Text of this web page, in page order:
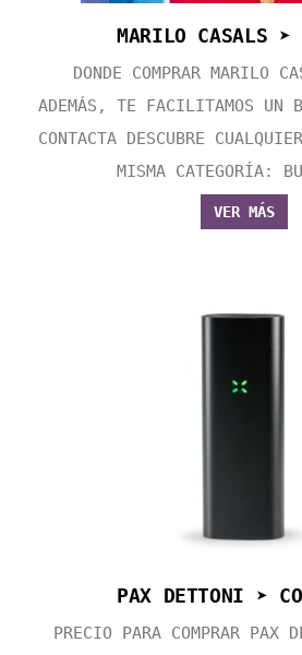
MARILO CASALS
DONDE COMPRAR MARILO
ADEMÁS, TE FACILITAMOS UN
CONTACTA DESCUBRE
MISMA CATEGORÍA:
VER MÁS
PAX DETTONI ➤
PRECIO PARA COMPRAR PAX